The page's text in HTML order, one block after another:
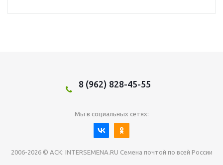
8 (962) 828-45-55
Мы в социальных сетях:
2006-2026 © АСК: INTERSEMENA.RU Семена почтой по всей России